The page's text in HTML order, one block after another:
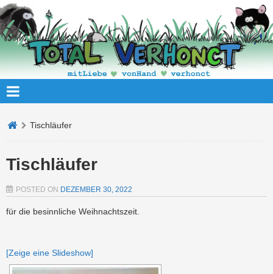
Tischläufer
Tischläufer
POSTED ON DEZEMBER 30, 2022
für die besinnliche Weihnachtszeit.
[Zeige eine Slideshow]